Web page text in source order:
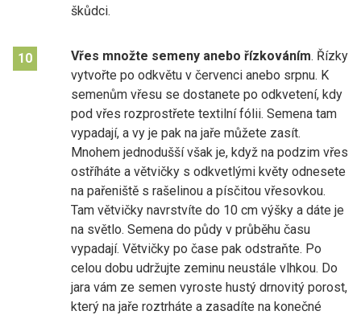
škůdci.
10 Vřes množte semeny anebo řízkováním. Řízky
vytvořte po odkvětu v červenci anebo srpnu. K
semenům vřesu se dostanete po odkvetení, kdy
pod vřes rozprostřete textilní fólii. Semena tam
vypadají, a vy je pak na jaře můžete zasít.
Mnohem jednodušší však je, když na podzim vřes
ostříháte a větvičky s odkvetlými květy odnesete
na pařeniště s rašelinou a písčitou vřesovkou.
Tam větvičky navrstvíte do 10 cm výšky a dáte je
na světlo. Semena do půdy v průběhu času
vypadají. Větvičky po čase pak odstraňte. Po
celou dobu udržujte zeminu neustále vlhkou. Do
jara vám ze semen vyroste hustý drnovitý porost,
který na jaře roztrháte a zasadíte na konečné